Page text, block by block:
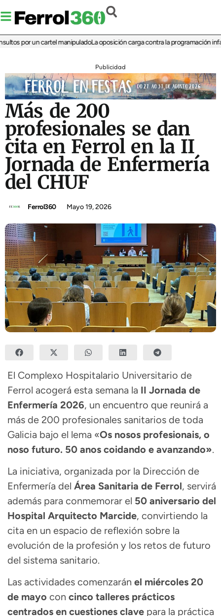
por un cartel manipuladoLa oposición carga contra la programación infantil
Publicidad
Más de 200
profesionales se dan
cita en Ferrol en la II
Jornada de Enfermería
del CHUF
Ferrol360 Mayo 19, 2026
El Complexo Hospitalario Universitario de
Ferrol acogerá esta semana la II Jornada de
Enfermería 2026, un encuentro que reunirá a
más de 200 profesionales sanitarios de toda
Galicia bajo el lema «Os nosos profesionais, o
noso futuro. 50 anos coidando e avanzando».
La iniciativa, organizada por la Dirección de
Enfermería del Área Sanitaria de Ferrol, servirá
además para conmemorar el 50 aniversario del
Hospital Arquitecto Marcide, convirtiendo la
cita en un espacio de reflexión sobre la
evolución de la profesión y los retos de futuro
del sistema sanitario.
Las actividades comenzarán el miércoles 20
de mayo con cinco talleres prácticos
centrados en cuestiones clave para la práctica